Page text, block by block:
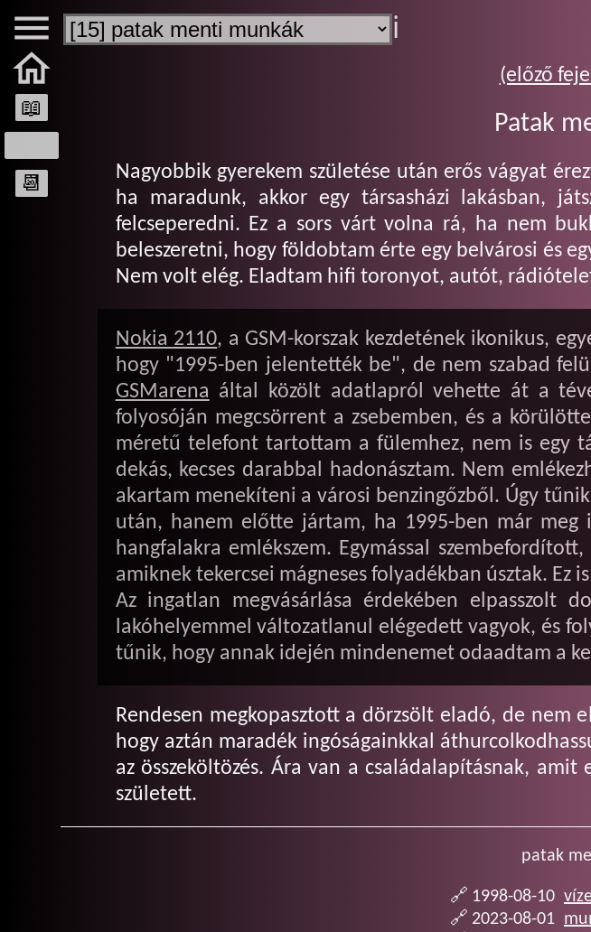


📖
📆
ℹ️
(előző
Patak
Nagyobbik gyerekem születése után erős vágyat
ha maradunk, akkor egy társasházi lakásban,
felcseperedni. Ez a sors várt volna rá, ha nem
beleszeretni, hogy földobtam érte egy belvárosi és
Nem volt elég. Eladtam hifi toronyot, autót,
Nokia 2110, a GSM-korszak kezdetének ikonikus,
hogy "1995-ben jelentették be", de nem szabad
GSMarena által közölt adatlapról vehette át a
folyosóján megcsörrent a zsebemben, és a
méretű telefont tartottam a fülemhez, nem is egy
dekás, kecses darabbal hadonásztam. Nem
akartam menekíteni a városi benzingőzből. Úgy
után, hanem előtte jártam, ha 1995-ben már meg
hangfalakra emlékszem. Egymással
amiknek tekercsei mágneses folyadékban úsztak. Ez
Az ingatlan megvásárlása érdekében elpasszolt
lakóhelyemmel változatlanul elégedett vagyok, és
tűnik, hogy annak idején mindenemet odaadtam a
Rendesen megkopasztott a dörzsölt eladó, de nem
hogy aztán maradék ingóságainkkal
az összeköltözés. Ára van a családalapításnak,
született.
patak
1998-08-10
2023-08-01